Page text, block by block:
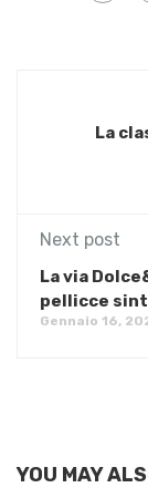
La
Next post
La via
pellicce
Gennaio 16,
YOU MAY